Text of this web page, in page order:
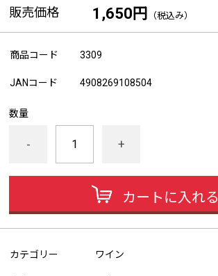
販売価格 1,650円 （税込み）
商品コード 3309
JANコード 4908269108504
数量
- +
カートに入れる
カテゴリー ワイン